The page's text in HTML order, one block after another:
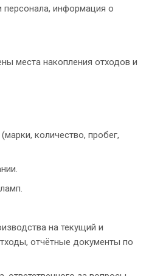
персонала, информация о
места накопления отходов и
количество, пробег,
на текущий и
отчётные документы по